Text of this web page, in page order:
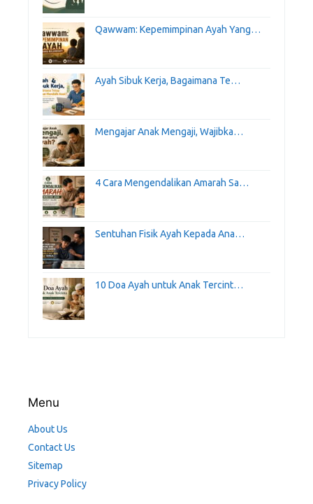
Qawwam: Kepemimpinan Ayah Yang…
Ayah Sibuk Kerja, Bagaimana Te…
Mengajar Anak Mengaji, Wajibka…
4 Cara Mengendalikan Amarah Sa…
Sentuhan Fisik Ayah Kepada Ana…
10 Doa Ayah untuk Anak Tercint…
Menu
About Us
Contact Us
Sitemap
Privacy Policy